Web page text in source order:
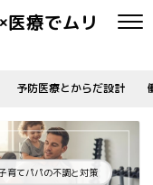
医療でムリ
予防医療とからだ設計
育てパパの不調と対策